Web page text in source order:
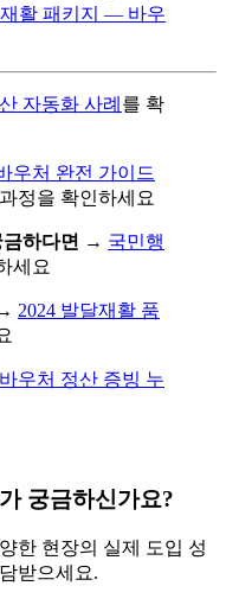
재활 패키지 — 바우
자동화 사례 를 확
우처 완전 가이드
정을 확인하세요
하다면 → 국민행
세요
2024 발달재활 품
바우처 정산 증빙 누
궁금하신가요?
한 현장의 실제 도입 성
받으세요.